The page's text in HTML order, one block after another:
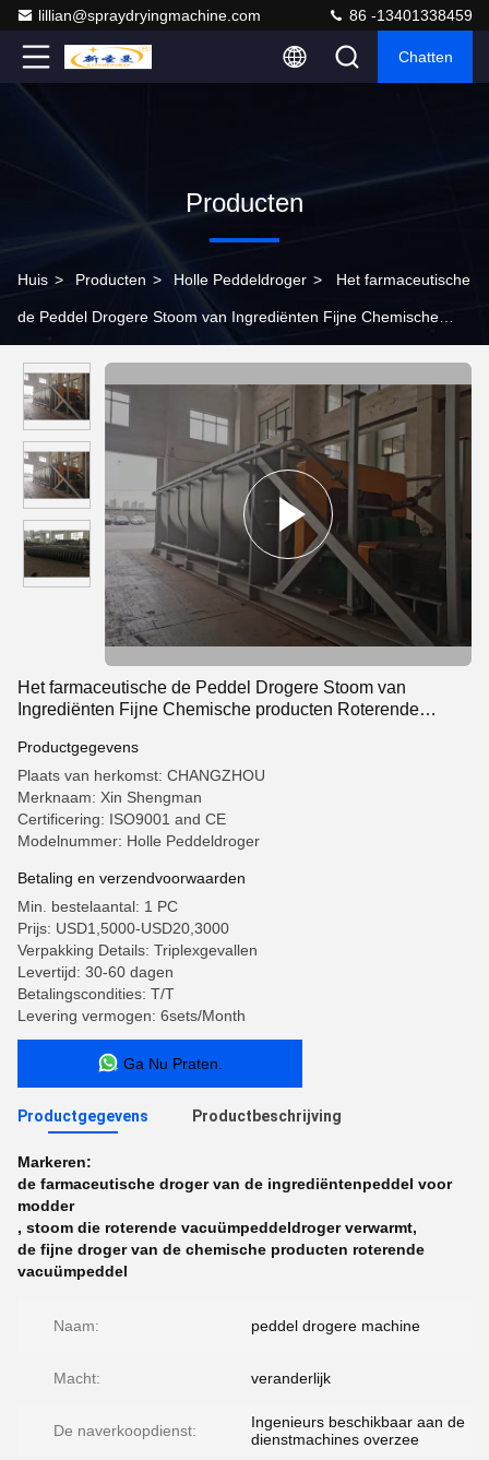
lillian@spraydryingmachine.com 86 -13401338459
Chatten
Producten
Huis > Producten > Holle Peddeldroger > Het farmaceutische
de Peddel Drogere Stoom van Ingrediënten Fijne Chemische
Het farmaceutische de Peddel Drogere Stoom van
Ingrediënten Fijne Chemische producten Roterende
Productgegevens
Plaats van herkomst: CHANGZHOU
Merknaam: Xin Shengman
Certificering: ISO9001 and CE
Modelnummer: Holle Peddeldroger
Betaling en verzendvoorwaarden
Min. bestelaantal: 1 PC
Prijs: USD1,5000-USD20,3000
Verpakking Details: Triplexgevallen
Levertijd: 30-60 dagen
Betalingscondities: T/T
Levering vermogen: 6sets/Month
Ga Nu Praten.
Productgegevens Productbeschrijving
Markeren:
de farmaceutische droger van de ingrediëntenpeddel voor
modder
, stoom die roterende vacuümpeddeldroger verwarmt,
de fijne droger van de chemische producten roterende
vacuümpeddel
Naam: peddel drogere machine
Macht: veranderlijk
De naverkoopdienst:
Ingenieurs beschikbaar aan de
dienstmachines overzee